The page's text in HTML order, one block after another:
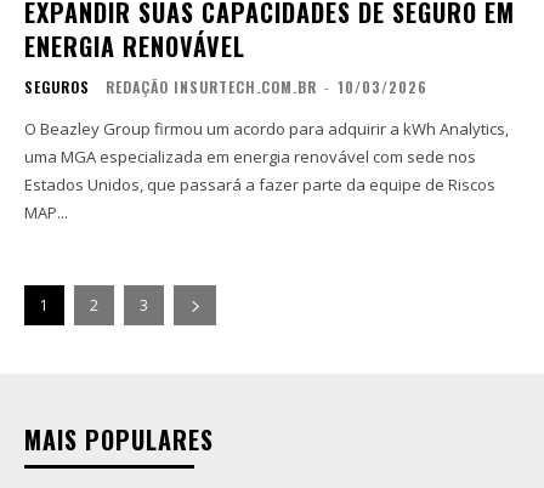
EXPANDIR SUAS CAPACIDADES DE SEGURO EM
ENERGIA RENOVÁVEL
SEGUROS REDAÇÃO INSURTECH.COM.BR - 10/03/2026
O Beazley Group firmou um acordo para adquirir a kWh Analytics,
uma MGA especializada em energia renovável com sede nos
Estados Unidos, que passará a fazer parte da equipe de Riscos
MAP...
1 2 3
MAIS POPULARES